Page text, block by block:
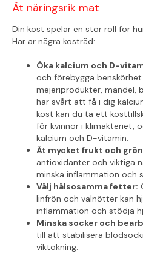
Ät näringsrik mat
Din kost spelar en stor roll för
Här är några kostråd:
Öka kalcium och D-
och förebygga
mejeriprodukter, mandel,
har svårt att få i dig
kost kan du ta ett
för kvinnor i klimakteriet,
kalcium och D-vitamin.
Ät mycket frukt och
antioxidanter och viktiga
minska inflammation och
Välj hälsosamma fetter:
linfrön och valnötter kan
inflammation och stödja
Minska socker och
till att stabilisera
viktökning.